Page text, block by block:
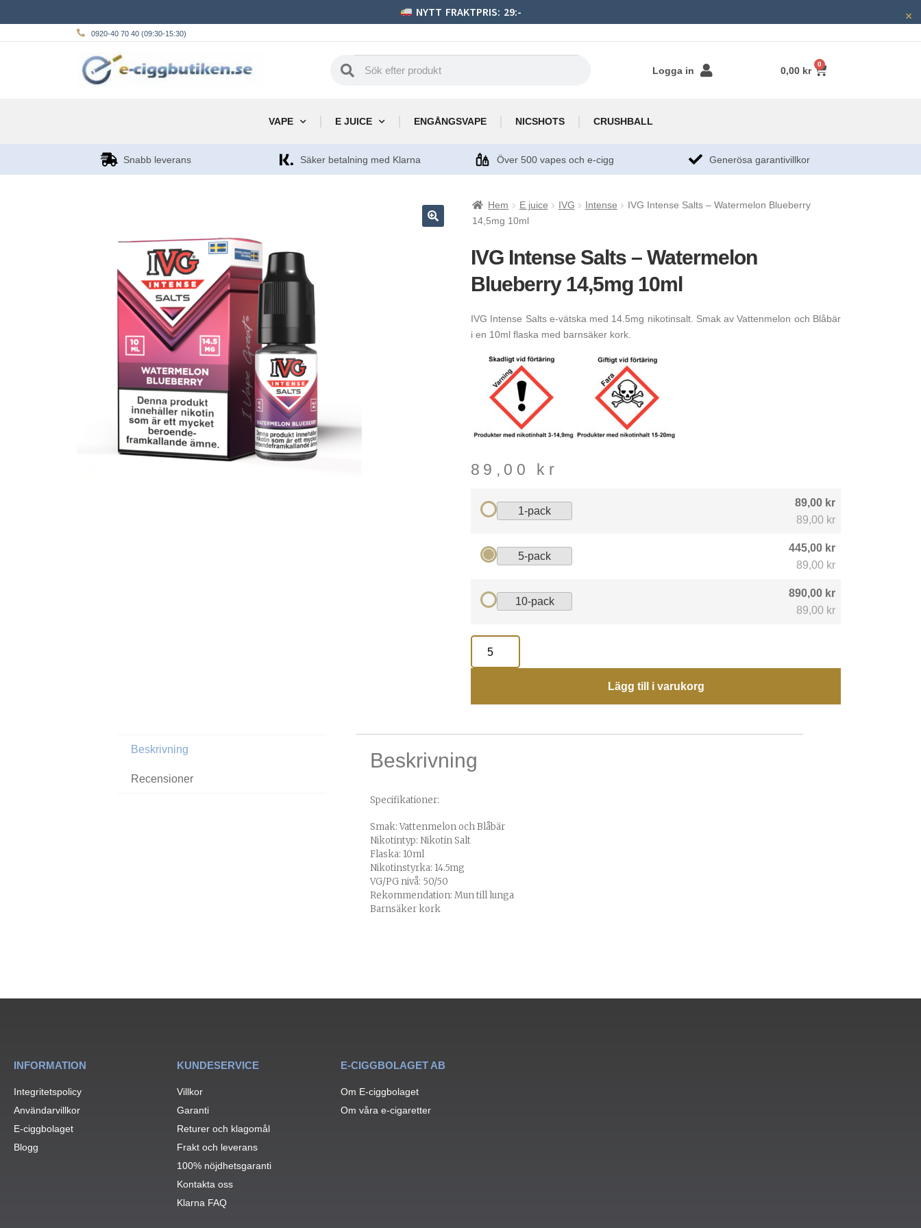
NYTT FRAKTPRIS: 29:- ×
0920-40 70 40 (09:30-15:30)
Logga in 0,00 kr
0
VAPE E JUICE ENGÅNGSVAPE NICSHOTS CRUSHBALL
Snabb leverans Säker betalning med Klarna Över 500 vapes och e-cigg Generösa garantivillkor​
Hem E juice IVG Intense
IVG Intense Salts – Watermelon Blueberry
14,5mg 10ml
IVG Intense Salts – Watermelon
Blueberry 14,5mg 10ml
IVG Intense Salts e-vätska med 14.5mg nikotinsalt. Smak av Vattenmelon och Blåbär
i en 10ml flaska med barnsäker kork.
89,00 kr
1-pack
89,00 kr
89,00 kr
5-pack
445,00 kr
89,00 kr
10-pack
890,00 kr
89,00 kr
Lägg till i varukorg
Beskrivning
Recensioner
Beskrivning
Specifikationer:
Smak: Vattenmelon och Blåbär
Nikotintyp: Nikotin Salt
Flaska: 10ml
Nikotinstyrka: 14.5mg
VG/PG nivå: 50/50
Rekommendation: Mun till lunga
Barnsäker kork
INFORMATION
Integritetspolicy
Användarvillkor
E-ciggbolaget
Blogg
KUNDESERVICE
Villkor
Garanti
Returer och klagomål
Frakt och leverans
100% nöjdhetsgaranti
Kontakta oss
Klarna FAQ
E-CIGGBOLAGET AB
Om E-ciggbolaget
Om våra e-cigaretter